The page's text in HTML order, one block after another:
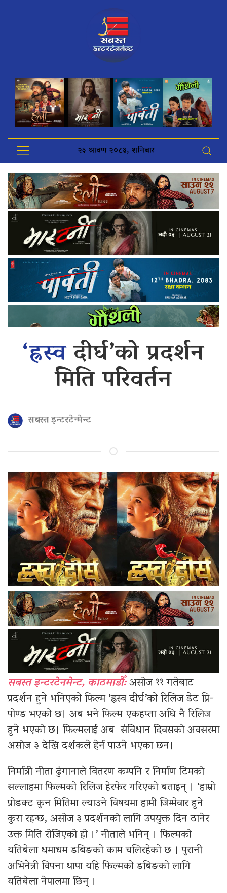
२३ श्रावण २०८३, शनिबार
‘ह्रस्वदीर्घ’को प्रदर्शन
मिति परिवर्तन
सबस्त इन्टरटेन्मेन्ट
सबस्त इन्टरटेनमेन्ट, काठमाडौँ:असोज ११ गतेबाट
प्रदर्शन हुने भनिएको फिल्म ‘ह्रस्व दीर्घ’को रिलिज डेट प्रि-
पोण्ड भएको छ। अब भने फिल्म एकहप्ता अघि नै रिलिज
हुने भएको छ। फिल्मलाई अब संविधान दिवसको अवसरमा
असोज ३ देखि दर्शकले हेर्न पाउने भएका छन।
निर्मात्री नीता ढुंगानाले वितरण कम्पनि र निर्माण टिमको
सल्लाहमा फिल्मको रिलिज हेरफेर गरिएको बताइन् । ‘हाम्रो
प्रोडक्ट कुन मितिमा ल्याउने विषयमा हामी जिम्मेवार हुने
कुरा रहन्छ, असोज ३ प्रदर्शनको लागि उपयुक्त दिन ठानेर
उक्त मिति रोजिएको हो ।’ नीताले भनिन् । फिल्मको
यतिबेला धमाधम डबिङको काम चलिरहेको छ । पुरानी
अभिनेत्री विपना थापा यहि फिल्मको डबिङको लागि
यतिबेला नेपालमा छिन् ।